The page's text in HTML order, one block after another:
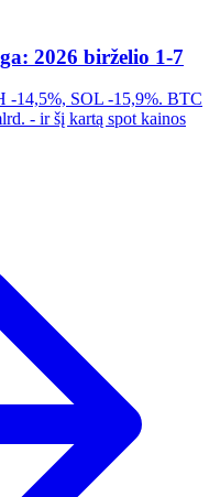
2026 birželio 1-7
-14,5%, SOL -15,9%. BTC
- ir šį kartą spot kainos